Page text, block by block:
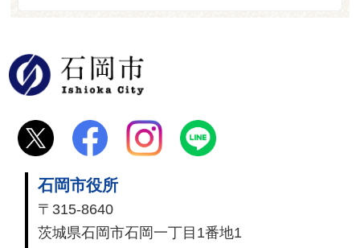
石岡市役所
〒315-8640
茨城県石岡市石岡一丁目1番地1